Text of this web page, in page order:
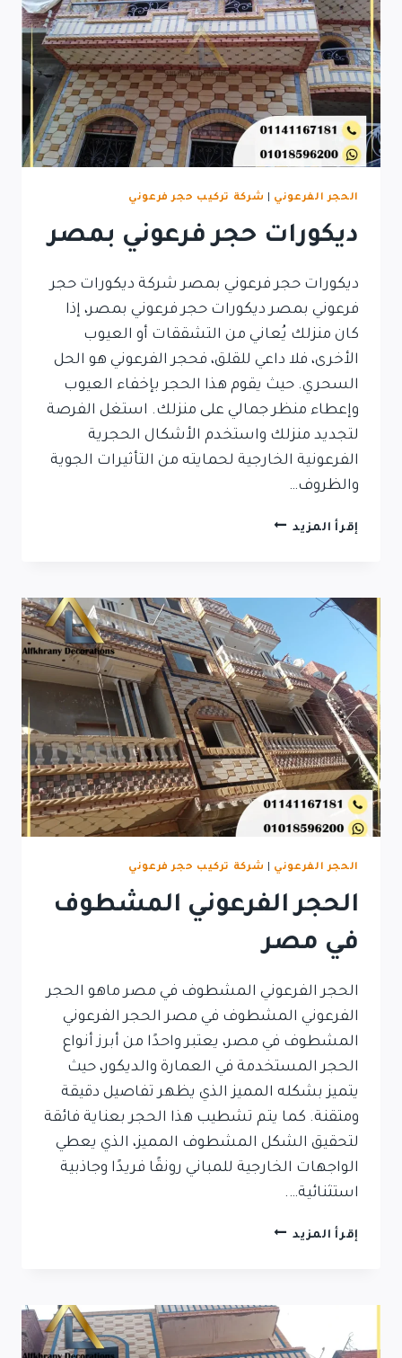
الحجر الفرعوني شركة تركيب حجر فرعوني
ديكورات حجر فرعوني بمصر
ديكورات حجر فرعوني بمصر شركة ديكورات حجر
فرعوني بمصر ديكورات حجر فرعوني بمصر، إذا
كان منزلك يُعاني من التشققات أو العيوب
الأخرى، فلا داعي للقلق، فحجر الفرعوني هو الحل
السحري. حيث يقوم هذا الحجر بإخفاء العيوب
وإعطاء منظر جمالي على منزلك. استغل الفرصة
لتجديد منزلك واستخدم الأشكال الحجرية
الفرعونية الخارجية لحمايته من التأثيرات الجوية
والظروف…
إقرأ المزيد ديكورات
الحجر الفرعوني شركة تركيب حجر فرعوني
الحجر الفرعوني المشطوف
في مصر
الحجر الفرعوني المشطوف في مصر ماهو الحجر
الفرعوني المشطوف في مصر الحجر الفرعوني
المشطوف في مصر، يعتبر واحدًا من أبرز أنواع
الحجر المستخدمة في العمارة والديكور، حيث
يتميز بشكله المميز الذي يظهر تفاصيل دقيقة
ومتقنة. كما يتم تشطيب هذا الحجر بعناية فائقة
لتحقيق الشكل المشطوف المميز، الذي يعطي
الواجهات الخارجية للمباني رونقًا فريدًا وجاذبية
استثنائية….
إقرأ المزيد الحجر
مصر